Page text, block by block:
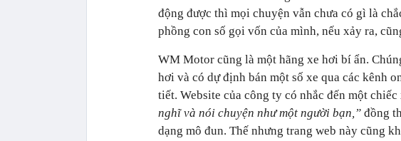
động được thì mọi chuyện vẫn chưa có gì là
phồng con số gọi vốn của mình, nếu xảy ra,
WM Motor cũng là một hãng xe hơi bí ẩn.
hơi và có dự định bán một số xe qua các kênh
tiết. Website của công ty có nhắc đến một
nghĩ và nói chuyện như một người bạn,” đồng
dạng mô đun. Thế nhưng trang web này cũng